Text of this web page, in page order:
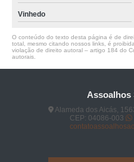
Vinhedo
O conteúdo do texto desta página é de
total, mesmo citando nossos links, é
violação de direito autoral – artigo 184 do
autorais
Assoalhos
Alameda dos Aicás,
CEP: 04086-003